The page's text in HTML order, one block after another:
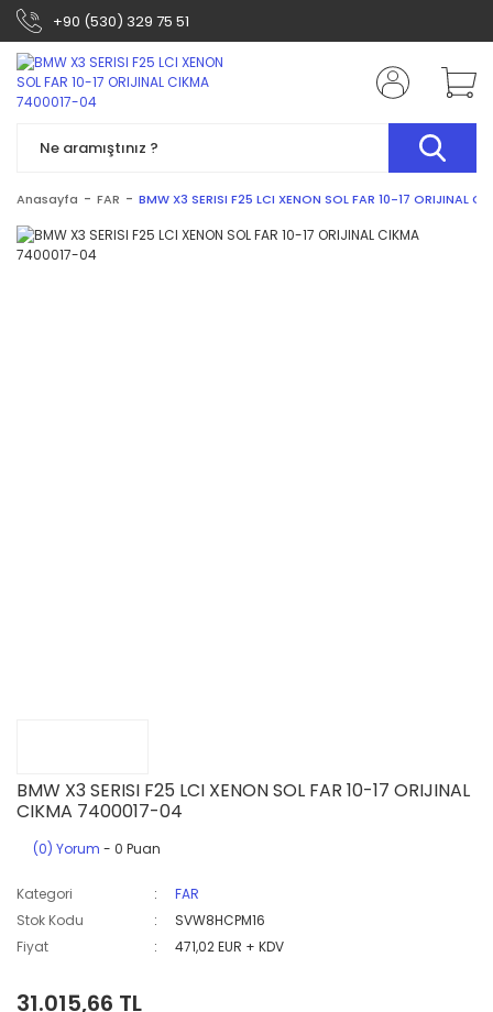
+90 (530) 329 75 51
Anasayfa FAR BMW X3 SERISI F25 LCI XENON SOL FAR 10-17 ORIJINAL
BMW X3 SERISI F25 LCI XENON SOL FAR 10-17 ORIJINAL
CIKMA 7400017-04
(0) Yorum - 0 Puan
Kategori
FAR
Stok Kodu
SVW8HCPM16
Fiyat
471,02 EUR + KDV
31.015,66 TL